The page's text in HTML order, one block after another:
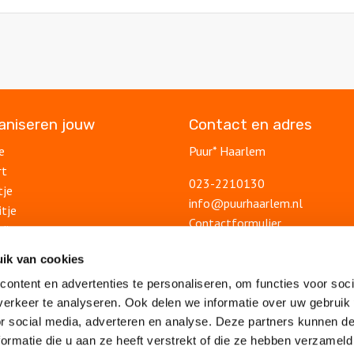
van cookies
en advertenties te personaliseren, om functies voor
te analyseren. Ook delen we informatie over uw gebruik
social media, adverteren en analyse. Deze partners kunnen
die u aan ze heeft verstrekt of die ze hebben
jouw Contact en adres
Puur* Haarlem
023-2210130
info@puurhaarlem.nl
Contactformulier
Ontdek Haarlem
Veelgestelde vragen
Algemene voorwaarden
Privacy statement